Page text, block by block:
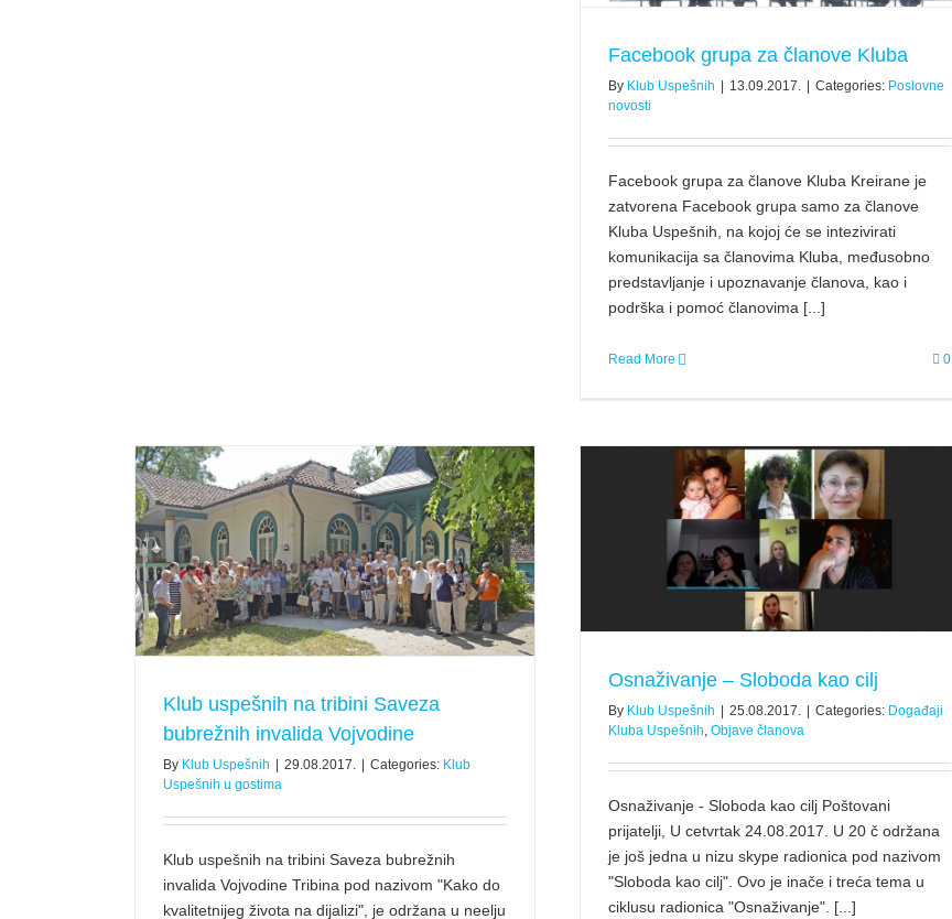
Facebook grupa za članove Kluba
By Klub Uspešnih 13.09.2017. Categories: Poslovne
novosti
Facebook grupa za članove Kluba Kreirane je
zatvorena Facebook grupa samo za članove
Kluba Uspešnih, na kojoj će se intezivirati
komunikacija sa članovima Kluba, međusobno
predstavljanje i upoznavanje članova, kao i
podrška i pomoć članovima [...]
Read More 0
Klub uspešnih na tribini Saveza
bubrežnih invalida Vojvodine
By Klub Uspešnih 29.08.2017. Categories: Klub
Uspešnih u gostima
Klub uspešnih na tribini Saveza bubrežnih
invalida Vojvodine Tribina pod nazivom "Kako do
kvalitetnijeg života na dijalizi", je održana u neelju
Osnaživanje – Sloboda kao cilj
Događaji Kluba Uspešnih Objave članova
Osnaživanje – Sloboda kao cilj
By Klub Uspešnih 25.08.2017. Categories: Događaji
Kluba Uspešnih, Objave članova
Osnaživanje - Sloboda kao cilj Poštovani
prijatelji, U cetvrtak 24.08.2017. U 20 č održana
je još jedna u nizu skype radionica pod nazivom
"Sloboda kao cilj". Ovo je inače i treća tema u
ciklusu radionica "Osnaživanje". [...]